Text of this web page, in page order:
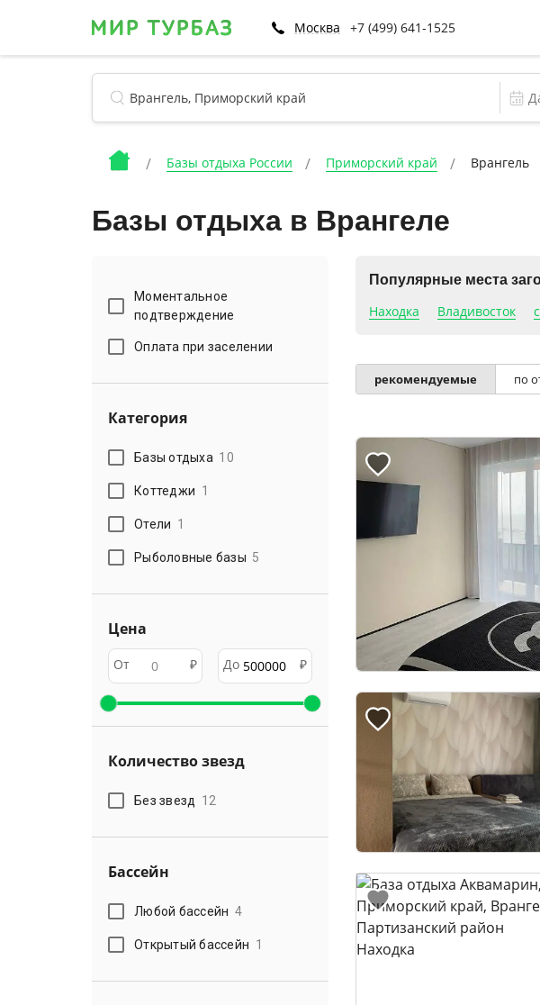
Москва +7 (499) 641-1525
Базы отдыха России Приморский край Врангель
Базы отдыха в Врангеле
Моментальное
подтверждение
Оплата при заселении
Категория
Базы отдыха 10
Коттеджи 1
Отели 1
Рыболовные базы 5
Цена
От ₽ До ₽
Количество звезд
Без звезд 12
Бассейн
Любой бассейн 4
Открытый бассейн 1
Популярные места
Находка Владивосток
рекомендуемые по